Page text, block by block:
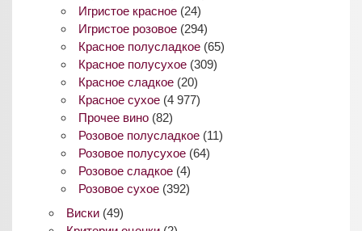
Игристое красное (24)
Игристое розовое (294)
Красное полусладкое (65)
Красное полусухое (309)
Красное сладкое (20)
Красное сухое (4 977)
Прочее вино (82)
Розовое полусладкое (11)
Розовое полусухое (64)
Розовое сладкое (4)
Розовое сухое (392)
Виски(49)